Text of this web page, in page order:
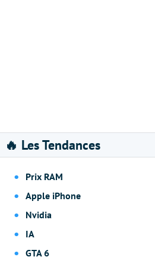
🔥 Les Tendances
Prix RAM
Apple iPhone
Nvidia
IA
GTA 6